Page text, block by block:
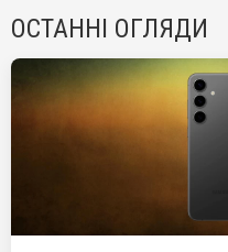
ОСТАННІ ОГЛЯДИ